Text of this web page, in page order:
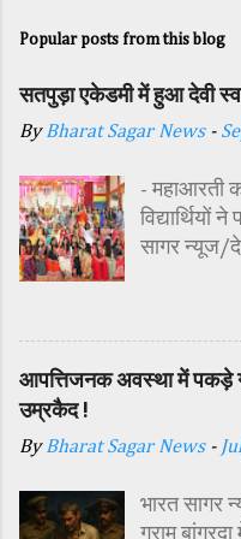
Popular posts from this blog
सतपुड़ा एकेडमी में हुआ देवी
ByBharat Sagar News -
- महाआरती
विद्यार्थियों
सागर न्यूज/
पावन
परिसर में
गई।
विशिष्ट
अध्यक्ष एवं
आपत्तिजनक अवस्था में पकड़े
उम्रकैद !
ByBharat Sagar News -
भारत सागर
ग्राम